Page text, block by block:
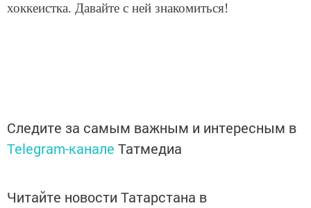
хоккеистка. Давайте с ней знакомиться!
Следите за самым важным и интересным в
Telegram-канале Татмедиа
Читайте новости Татарстана в